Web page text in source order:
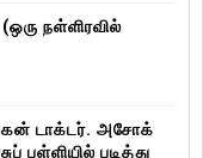
நள்ளிரவில்
டாக்டர். அசோக்
பள்ளியில் படித்து